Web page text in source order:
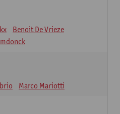
Benoit De Vrieze
Marco Mariotti